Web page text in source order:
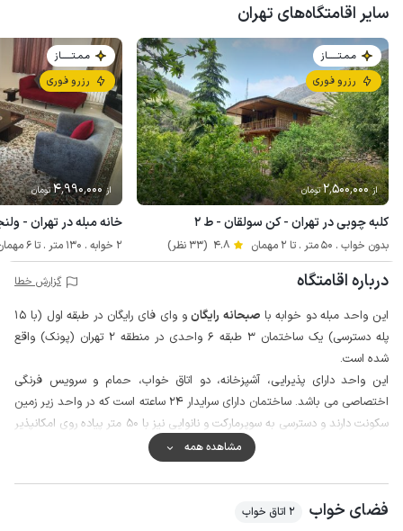
سایر اقامتگاه‌های تهران
مـمـتــــــاز
رزرو فوری
از 2٬500٬000تومان
کلبه چوبی در تهران - کن سولقان - ط ۲
بدون خواب . 50 متر . تا 2 مهمان 4.8 (33 نظر)
مـمـتــــــاز
رزرو فوری
از 4٬990٬000تومان
خانه مبله در تهران -
2 خوابه . 130 متر . تا 6 مهمان
درباره اقامتگاه گزارش خطا
این واحد مبله دو خوابه با صبحانه رایگان
و وای فای رایگان در طبقه اول (با 15
پله دسترسی) یک ساختمان 3 طبقه 6 واحدی در منطقه 2 تهران (پونک) واقع
شده است.
این واحد دارای پذیرایی، آشپزخانه، دو اتاق خواب، حمام و سرویس فرنگی
اختصاصی می باشد. ساختمان دارای سرایدار 24 ساعته است که در واحد زیر زمین
سکونت دارند و دسترسی به سوپرمارکت و نانوایی نیز با 50 متر پیاده روی امکانپذیر
اقامتگاه دارای وای فای رایگان است و وضعیت شبکه تلفن همراه نیز در این منطقه
برای دو اپراتور همراه اول و ایرانسل در مکالمه عالی و پوشش اینترنت 4g می
باشد.
مشاهده همه
فضای خواب 2 اتاق خواب